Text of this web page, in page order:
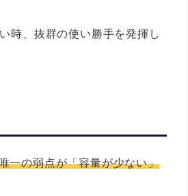
時、抜群の使い勝手を発揮し
一の弱点が「容量が少ない」